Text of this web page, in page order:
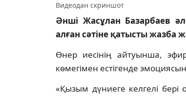
Видеодан скриншот
Әнші Жасұлан Базарбаев
алған сәтіне қатысты
Өнер иесінің айтуынша,
көмегімен естігенде
«Қызым дүниеге келгелі бері